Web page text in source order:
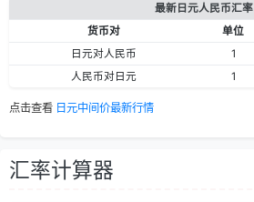
最新日元人民币汇率
货币对
单位
日元对人民币
1
人民币对日元
1
点击查看 日元中间价最新行情
汇率计算器